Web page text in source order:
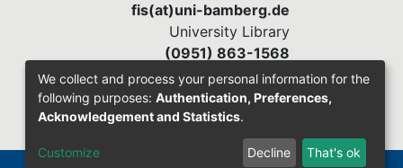
fis(at)uni-bamberg.de
University Library
(0951) 863-1568
We collect and process your personal information for the
following purposes: Authentication, Preferences,
Acknowledgement and Statistics.
Customize Decline That's ok